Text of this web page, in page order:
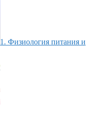
1. Физиология питания и